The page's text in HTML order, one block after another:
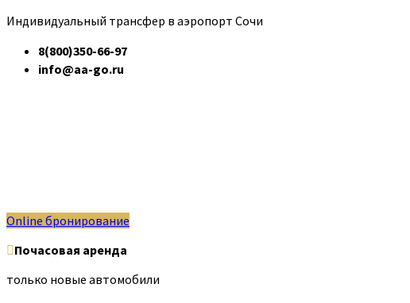
Индивидуальный трансфер в аэропорт Сочи
8(800)350-66-97
info@aa-go.ru
Online бронирование
Почасовая аренда
только новые автомобили